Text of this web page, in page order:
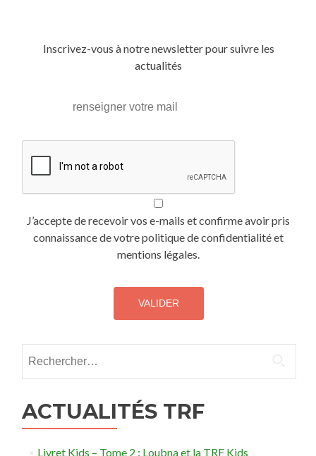
Inscrivez-vous à notre newsletter pour suivre les
actualités
J’accepte de recevoir vos e-mails et confirme avoir pris
connaissance de votre politique de confidentialité et
mentions légales.
ACTUALITÉS TRF
Livret Kids – Tome 2 : Loubna et la TRF Kids